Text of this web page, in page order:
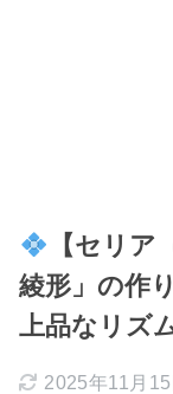
【セリ
綾形」の作
上品なリズ
2025年11月15